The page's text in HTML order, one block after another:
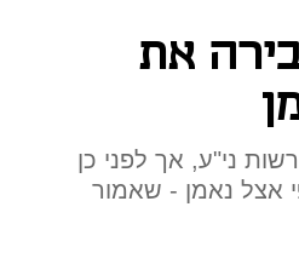
את
ני"ע, אך לפני כן
אצל נאמן - שאמור